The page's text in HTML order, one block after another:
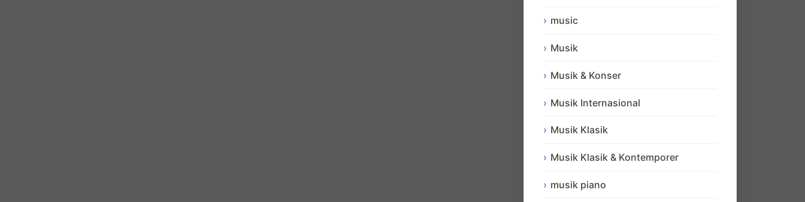
music
Musik
Musik & Konser
Musik Internasional
Musik Klasik
Musik Klasik & Kontemporer
musik piano